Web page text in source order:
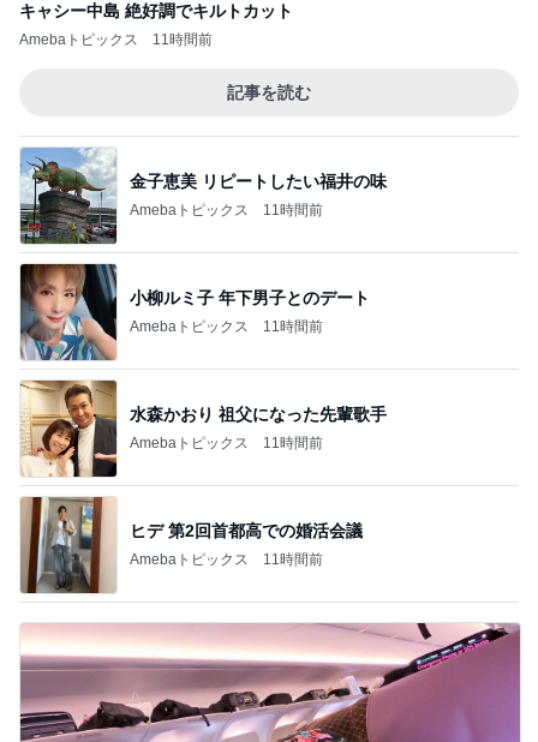
キャシー中島 絶好調でキルトカット
Amebaトピックス 11時間前
記事を読む
金子恵美 リピートしたい福井の味
Amebaトピックス 11時間前
小柳ルミ子 年下男子とのデート
Amebaトピックス 11時間前
水森かおり 祖父になった先輩歌手
Amebaトピックス 11時間前
ヒデ 第2回首都高での婚活会議
Amebaトピックス 11時間前